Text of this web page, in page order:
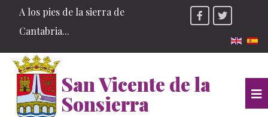
A los pies de la sierra de
Cantabria...
San Vicente de la
Sonsierra